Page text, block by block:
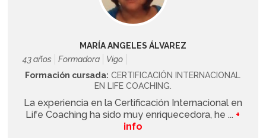
MARÍA ANGELES ÁLVAREZ
43 años
Formadora
Vigo
Formación cursada: CERTIFICACIÓN INTERNACIONAL
EN LIFE COACHING.
La experiencia en la Certificación Internacional en
Life Coaching ha sido muy enriquecedora, he ... +
info